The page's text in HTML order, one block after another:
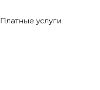
Платные услуги